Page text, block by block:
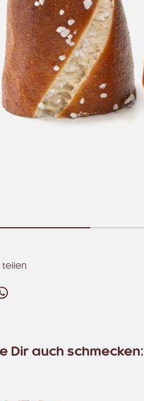
teilen
WhatsApp
Dir auch schmecken: